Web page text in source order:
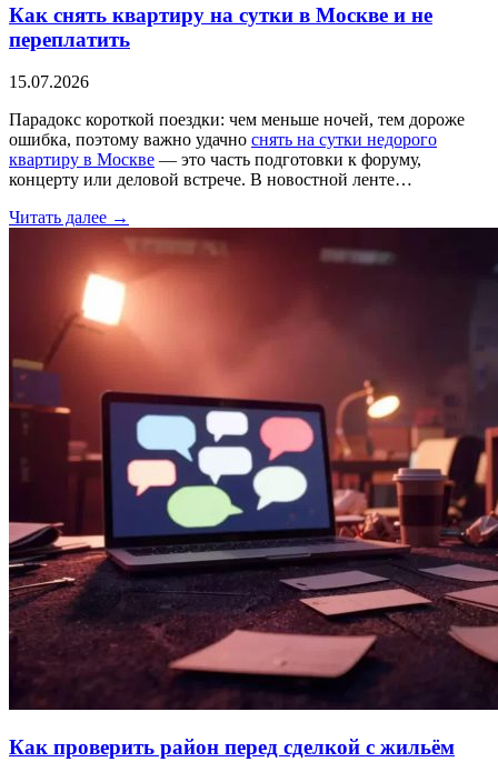
Как снять квартиру на сутки в Москве и не
переплатить
15.07.2026
Парадокс короткой поездки: чем меньше ночей, тем дороже
ошибка, поэтому важно удачно снять на сутки недорого
квартиру в Москве — это часть подготовки к форуму,
концерту или деловой встрече. В новостной ленте…
Читать далее →
Как проверить район перед сделкой с жильём